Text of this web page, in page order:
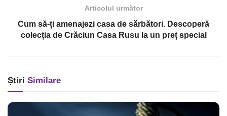
Articolul următor
Cum să-ți amenajezi casa de sărbători. Descoperă
colecția de Crăciun Casa Rusu la un preț special
Știri Similare